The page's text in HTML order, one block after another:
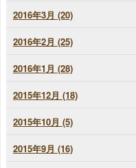
2016年3月 (20)
2016年2月 (25)
2016年1月 (28)
2015年12月 (18)
2015年10月 (5)
2015年9月 (16)